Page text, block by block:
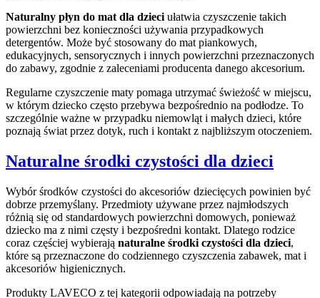
Naturalny płyn do mat dla dzieciułatwia czyszczenie takich
powierzchni bez konieczności używania przypadkowych
detergentów. Może być stosowany do mat piankowych,
edukacyjnych, sensorycznych i innych powierzchni przeznaczonych
do zabawy, zgodnie z zaleceniami producenta danego akcesorium.
Regularne czyszczenie maty pomaga utrzymać świeżość w miejscu,
w którym dziecko często przebywa bezpośrednio na podłodze. To
szczególnie ważne w przypadku niemowląt i małych dzieci, które
poznają świat przez dotyk, ruch i kontakt z najbliższym otoczeniem.
Naturalne środki czystości dla dzieci
Wybór środków czystości do akcesoriów dziecięcych powinien być
dobrze przemyślany. Przedmioty używane przez najmłodszych
różnią się od standardowych powierzchni domowych, ponieważ
dziecko ma z nimi częsty i bezpośredni kontakt. Dlatego rodzice
coraz częściej wybierają naturalne środki czystości dla dzieci,
które są przeznaczone do codziennego czyszczenia zabawek, mat i
akcesoriów higienicznych.
Produkty LAVECO z tej kategorii odpowiadają na potrzeby